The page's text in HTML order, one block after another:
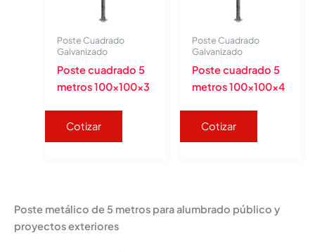
Poste Cuadrado
Galvanizado
Poste cuadrado 5
metros 100x100x3
Cotizar
Poste Cuadrado
Galvanizado
Poste cuadrado 5
metros 100x100x4
Cotizar
Poste metálico de 5 metros para alumbrado público y
proyectos exteriores